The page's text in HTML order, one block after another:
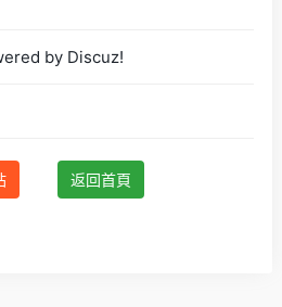
by Discuz!
返回首頁